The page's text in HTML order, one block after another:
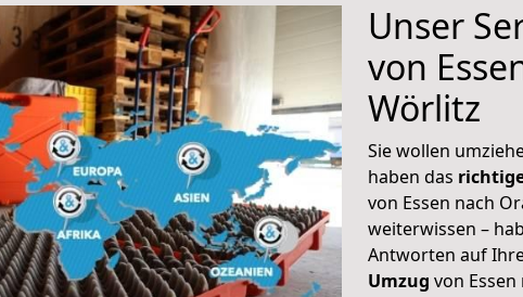
Unser
von
Wörlitz
Sie wollen
haben das
von Essen nach
weiterwissen –
Antworten auf
Umzug von